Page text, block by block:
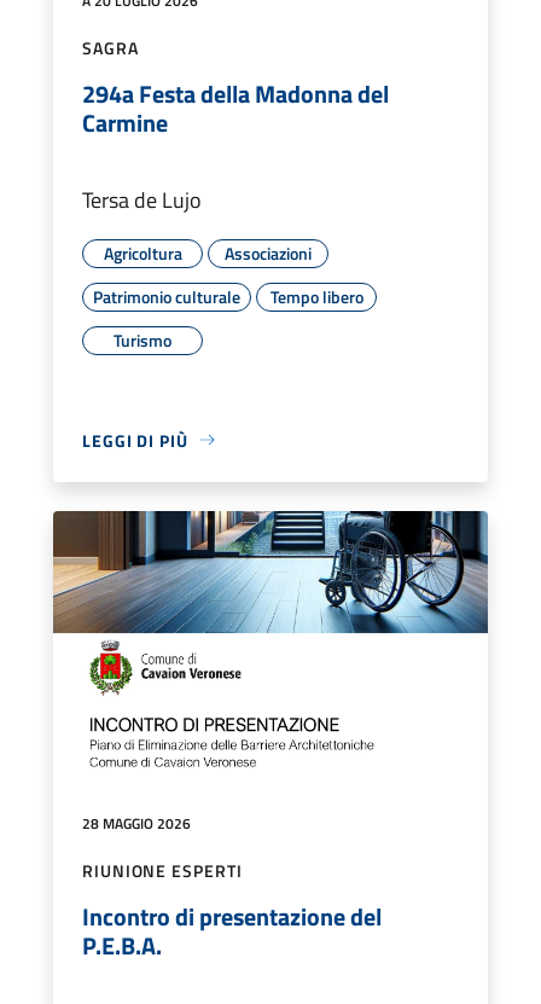
SAGRA
294a Festa della Madonna del
Carmine
Tersa de Lujo
Agricoltura
Associazioni
Patrimonio culturale
Tempo libero
Turismo
LEGGI DI PIÙ
28 MAGGIO 2026
RIUNIONE ESPERTI
Incontro di presentazione del
P.E.B.A.